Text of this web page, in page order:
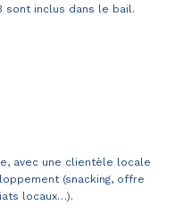
sont inclus dans le bail.
avec une clientèle locale
(snacking, offre
locaux…).